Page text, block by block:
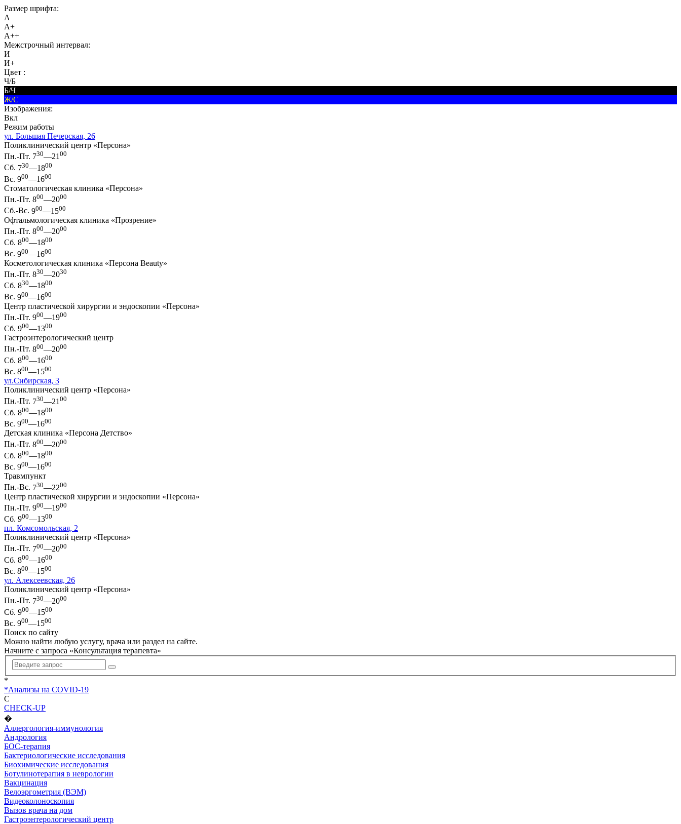
Размер шрифта:
A
A+
A++
Межстрочный интервал:
И
И+
Цвет :
Ч/Б
Б/Ч
Ж/С
Изображения:
Вкл
Режим работы
ул. Большая Печерская, 26
Поликлинический центр «Персона»
Пн.-Пт. 730—21 00
Сб. 730—1800
Вс. 900—1600
Стоматологическая клиника «Персона»
Пн.-Пт. 800—2000
Сб.-Вс. 900—1500
Офтальмологическая клиника «Прозрение»
Пн.-Пт. 800—2000
Сб. 800—1800
Вс. 900—1600
Косметологическая клиника «Персона Beauty»
Пн.-Пт. 830—2030
Сб. 830—1800
Вс. 900—1600
Центр пластической хирургии и эндоскопии «Персона»
Пн.-Пт. 900—1900
Сб. 900—1300
Гастроэнтерологический центр
Пн.-Пт. 800—2000
Сб. 800—1600
Вс. 800—1500
ул.Сибирская, 3
Поликлинический центр «Персона»
Пн.-Пт. 730—21 00
Сб. 800—1800
Вс. 900—1600
Детская клиника «Персона Детство»
Пн.-Пт. 800—2000
Сб. 800—1800
Вс. 900—1600
Травмпункт
Пн.-Вс. 730—2200
Центр пластической хирургии и эндоскопии «Персона»
Пн.-Пт. 900—1900
Сб. 900—1300
пл. Комсомольская, 2
Поликлинический центр «Персона»
Пн.-Пт. 700—2000
Сб. 800—1600
Вс. 800—1500
ул. Алексеевская, 26
Поликлинический центр «Персона»
Пн.-Пт. 730—2000
Сб. 900—1500
Вс. 900—1500
Поиск по сайту
Можно найти любую услугу, врача или раздел на сайте.
Начните с запроса «Консультация терапевта»
*
*Анализы на COVID-19
C
CHECK-UP
�
Аллергология-иммунология
Андрология
БОС-терапия
Бактериологические исследования
Биохимические исследования
Ботулинотерапия в неврологии
Вакцинация
Велоэргометрия (ВЭМ)
Видеоколоноскопия
Вызов врача на дом
Гастроэнтерологический центр